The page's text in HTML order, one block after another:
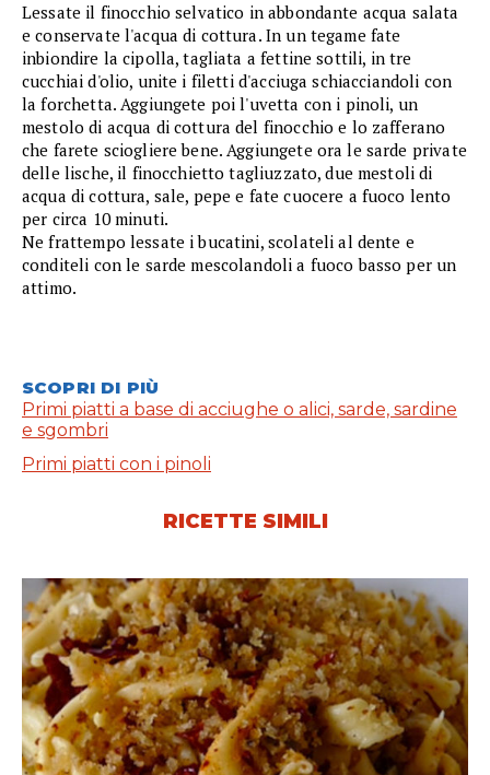
Lessate il finocchio selvatico in abbondante acqua salata
e conservate l'acqua di cottura. In un tegame fate
inbiondire la cipolla, tagliata a fettine sottili, in tre
cucchiai d'olio, unite i filetti d'acciuga schiacciandoli con
la forchetta. Aggiungete poi l'uvetta con i pinoli, un
mestolo di acqua di cottura del finocchio e lo zafferano
che farete sciogliere bene. Aggiungete ora le sarde private
delle lische, il finocchietto tagliuzzato, due mestoli di
acqua di cottura, sale, pepe e fate cuocere a fuoco lento
per circa 10 minuti.
Ne frattempo lessate i bucatini, scolateli al dente e
conditeli con le sarde mescolandoli a fuoco basso per un
attimo.
SCOPRI DI PIÙ
Primi piatti a base di acciughe o alici, sarde, sardine
e sgombri
Primi piatti con i pinoli
RICETTE SIMILI